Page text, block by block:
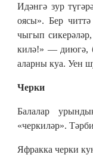
Идәнгә зур
оясы». Бер
чыгып
килә!» — диюгә,
аларны куа. Уен
Черки
Балалар
«черкиләр».
Яфракка черки